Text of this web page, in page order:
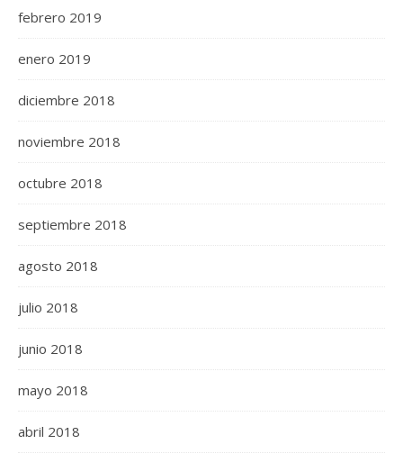
febrero 2019
enero 2019
diciembre 2018
noviembre 2018
octubre 2018
septiembre 2018
agosto 2018
julio 2018
junio 2018
mayo 2018
abril 2018